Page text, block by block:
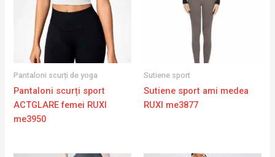
Pantaloni scurți de yoga
Pantaloni scurți sport
ACTGLARE femei RUXI
me3950
Sutiene sport
Sutiene sport ami medea
RUXI me3877